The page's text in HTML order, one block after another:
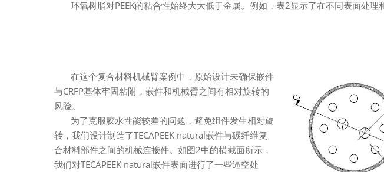
环氧树脂对PEEK的粘合性始终大大低于金属。例如，表2显示了在不同表面处理
在这个复合材料机械臂案例中，原始设计未确保嵌件
与CRFP基体牢固粘附，嵌件和机械臂之间有相对旋转的
风险。
为了克服胶水性能较差的问题，避免组件发生相对旋
转，我们设计制造了TECAPEEK natural嵌件与碳纤维复
合材料部件之间的机械连接件。如图2中的横截面所示，
我们对TECAPEEK natural嵌件表面进行了一些逼空处